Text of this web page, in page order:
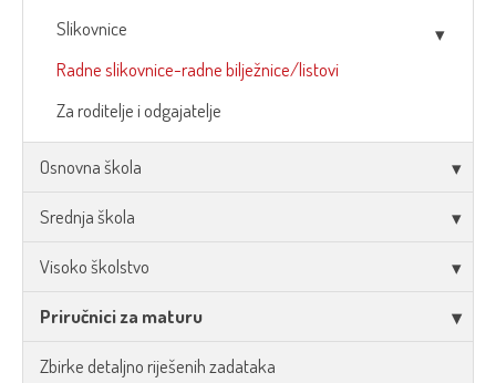
Slikovnice
Radne slikovnice-radne bilježnice/listovi
Za roditelje i odgajatelje
Osnovna škola
Srednja škola
Visoko školstvo
Priručnici za maturu
Zbirke detaljno riješenih zadataka